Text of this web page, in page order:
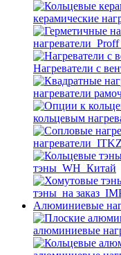
керамические
Нагреватели с
нагреватели
кольцевым
нагреватели_ITKZ
тэны_WH_Китай
тэны_на
Алюминиевые
алюминиевые